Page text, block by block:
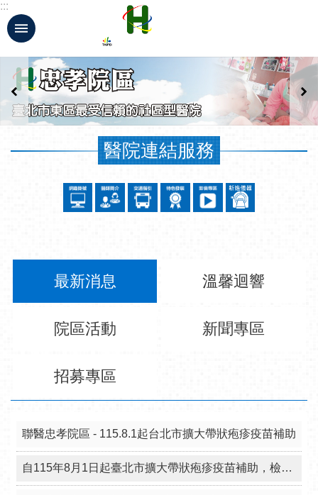
跳到主要內容區塊
:::
醫院連結服務
最新消息 溫馨迴響
院區活動 新聞專區
招募專區
聯醫忠孝院區 - 115.8.1起台北市擴大帶狀疱疹疫苗補助
自115年8月1日起臺北市擴大帶狀疱疹疫苗補助，檢送本院附設12區院外門診部接種資訊。